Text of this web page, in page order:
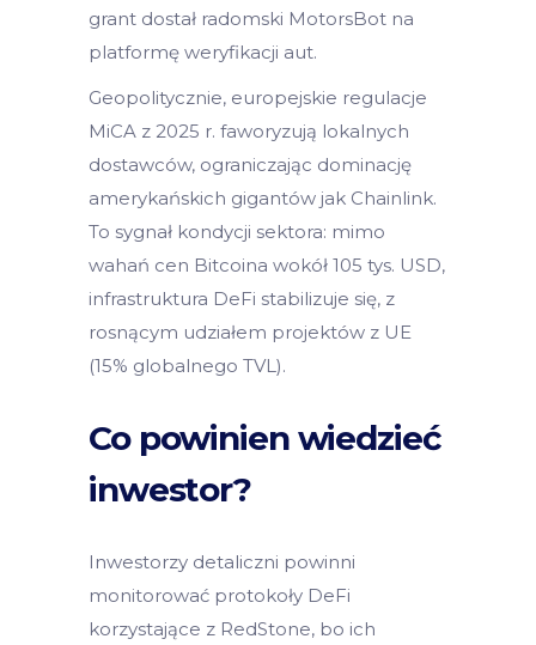
grant dostał radomski MotorsBot na
platformę weryfikacji aut.
Geopolitycznie, europejskie regulacje
MiCA z 2025 r. faworyzują lokalnych
dostawców, ograniczając dominację
amerykańskich gigantów jak Chainlink.
To sygnał kondycji sektora: mimo
wahań cen Bitcoina wokół 105 tys. USD,
infrastruktura DeFi stabilizuje się, z
rosnącym udziałem projektów z UE
(15% globalnego TVL).
Co powinien wiedzieć
inwestor?
Inwestorzy detaliczni powinni
monitorować protokoły DeFi
korzystające z RedStone, bo ich